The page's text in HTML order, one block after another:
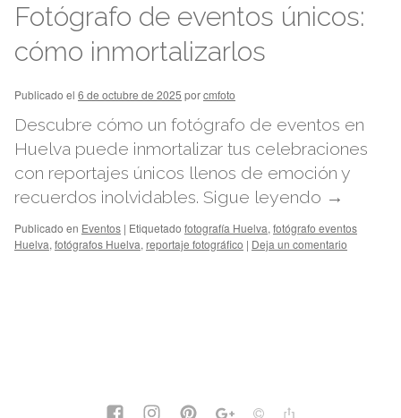
Fotógrafo de eventos únicos:
cómo inmortalizarlos
Publicado el 6 de octubre de 2025 porcmfoto
Descubre cómo un fotógrafo de eventos en
Huelva puede inmortalizar tus celebraciones
con reportajes únicos llenos de emoción y
recuerdos inolvidables. Sigue leyendo →
Publicado en Eventos | Etiquetado fotografía Huelva, fotógrafo eventos
Huelva, fotógrafos Huelva, reportaje fotográfico | Deja un comentario